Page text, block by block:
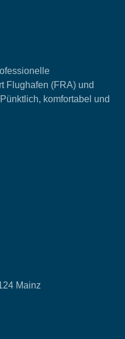
Flughafen (FRA) und
komfortabel und
Mainz